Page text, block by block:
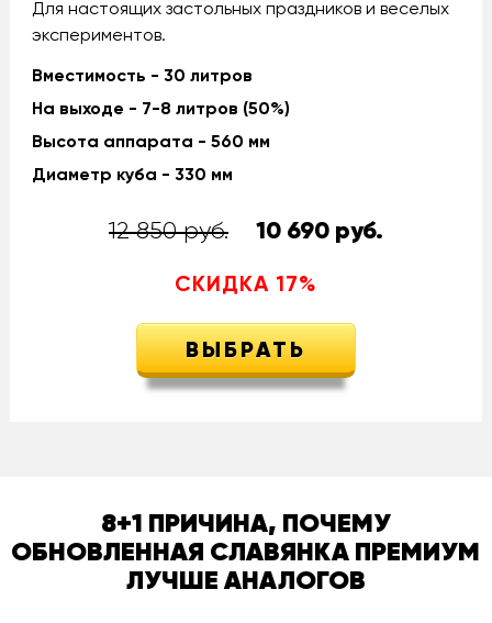
Для настоящих застольных праздников и веселых
экспериментов.
Вместимость - 30 литров
На выходе - 7-8 литров (50%)
Высота аппарата - 560 мм
Диаметр куба - 330 мм
12 850 руб. 10 690руб.
СКИДКА 17%
ВЫБРАТЬ
8+1 ПРИЧИНА, ПОЧЕМУ
ОБНОВЛЕННАЯ СЛАВЯНКА ПРЕМИУМ
ЛУЧШЕ АНАЛОГОВ